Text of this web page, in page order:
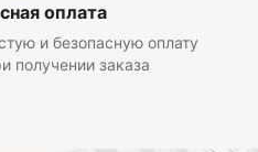
оплата
и безопасную оплату
получении заказа